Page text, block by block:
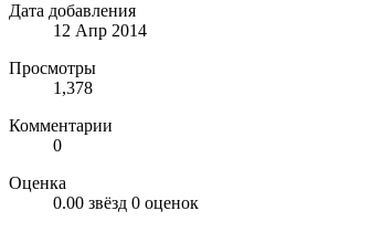
Дата добавления
12 Апр 2014
Просмотры
1,378
Комментарии
0
Оценка
0.00 звёзд 0 оценок